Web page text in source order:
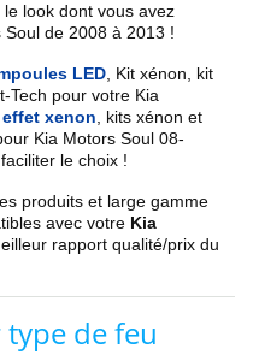
look dont vous avez
Soul de 2008 à 2013 !
LED Kit xénon, kit
Tech pour votre Kia
xenon , kits xénon et
Kia Motors Soul 08-
le choix !
produits et large gamme
avec votre Kia
rapport qualité/prix du
type de feu